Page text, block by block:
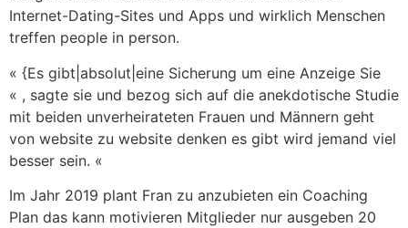
Internet-Dating-Sites und Apps und wirklich Menschen
treffen people in person.
« {Es gibt|absolut|eine Sicherung um eine Anzeige Sie
« , sagte sie und bezog sich auf die anekdotische Studie
mit beiden unverheirateten Frauen und Männern geht
von website zu website denken es gibt wird jemand viel
besser sein. «
Im Jahr 2019 plant Fran zu anzubieten ein Coaching
Plan das kann motivieren Mitglieder nur ausgeben 20